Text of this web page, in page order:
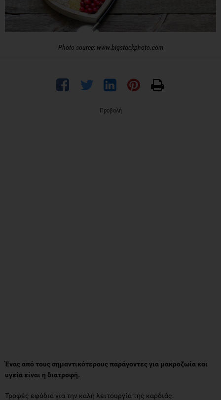
Photo source: www.bigstockphoto.com
Προβολή
Ένας από τους σημαντικότερους παράγοντες για μακροζωία και
υγεία είναι η διατροφή.
Τροφές εφόδια για την καλή λειτουργία της καρδιάς: